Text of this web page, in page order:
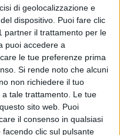
di geolocalizzazione e
dispositivo. Puoi fare clic
partner il trattamento per le
puoi accedere a
le tue preferenze prima
Si rende noto che alcuni
non richiedere il tuo
tale trattamento. Le tue
sito web. Puoi
il consenso in qualsiasi
clic sul pulsante
salute mentale in tutto il
della salute mentale,
La Giornata, celebrata
è promossa dalla World
Mondiale della
mondiale
health is a universal